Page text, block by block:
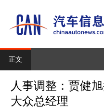
正文
人事调整：贾健
大众总经理